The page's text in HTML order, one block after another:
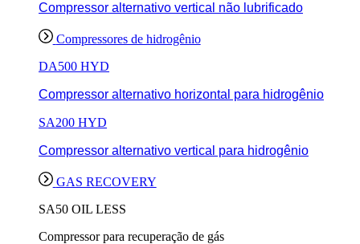
Compressor alternativo vertical não lubrificado
Compressores de hidrogênio
DA500 HYD
Compressor alternativo horizontal para hidrogênio
SA200 HYD
Compressor alternativo vertical para hidrogênio
GAS RECOVERY
SA50 OIL LESS
Compressor para recuperação de gás